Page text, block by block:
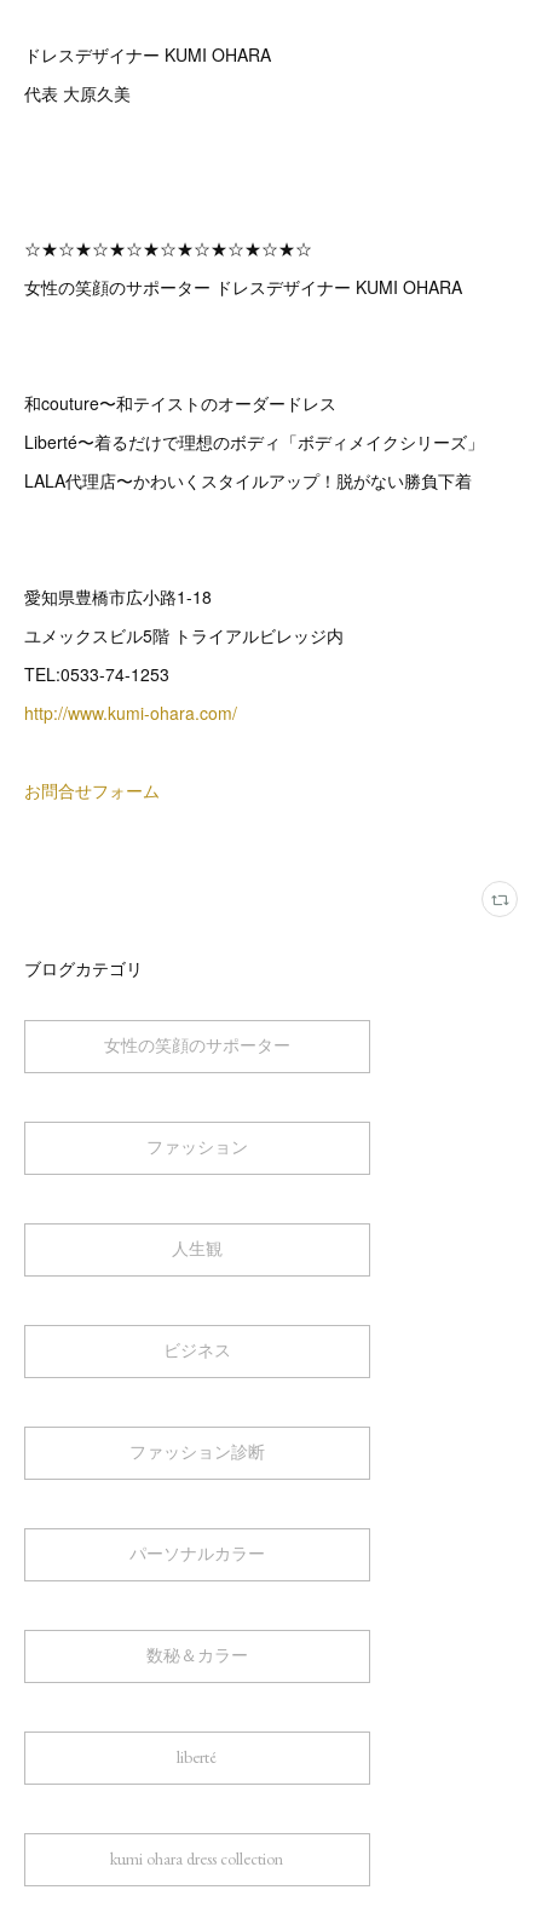
ドレスデザイナー KUMI OHARA
代表 大原久美
☆★☆★☆★☆★☆★☆★☆★☆★☆
女性の笑顔のサポーター ドレスデザイナー KUMI OHARA
和couture〜和テイストのオーダードレス
Liberté〜着るだけで理想のボディ「ボディメイクシリーズ」
LALA代理店〜かわいくスタイルアップ！脱がない勝負下着
愛知県豊橋市広小路1-18
ユメックスビル5階 トライアルビレッジ内
TEL:0533-74-1253
http://www.kumi-ohara.com/
お問合せフォーム
ブログカテゴリ
女性の笑顔のサポーター
ファッション
人生観
ビジネス
ファッション診断
パーソナルカラー
数秘＆カラー
liberté
kumi ohara dress collection